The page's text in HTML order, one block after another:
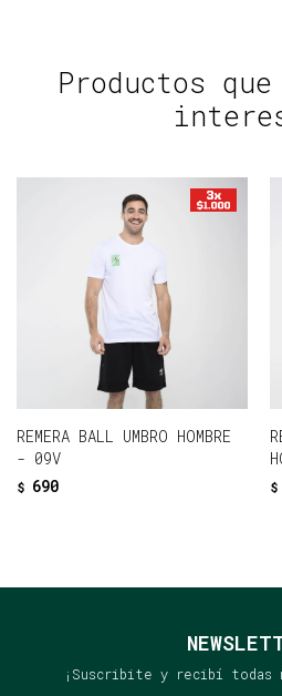
Productos
REMERA BALL UMBRO HOMBRE
- 09V
$ 690 $
¡Suscribite y recibí todas